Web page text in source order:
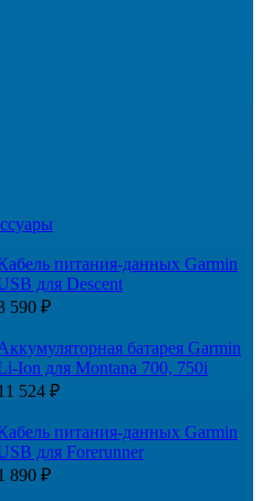
питания-данных Garmin
для Descent
590 ₽
батарея Garmin
Ion для Montana 700, 750i
524 ₽
питания-данных Garmin
для Forerunner
890 ₽